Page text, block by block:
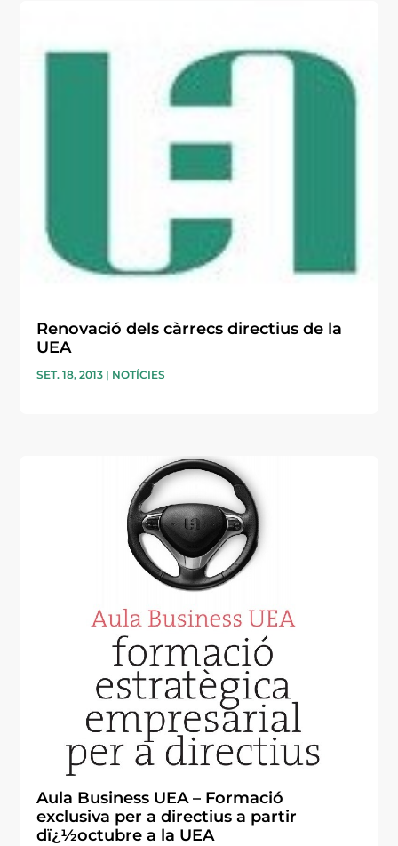
Renovació dels càrrecs directius de la
UEA
SET. 18, 2013 | NOTÍCIES
Aula Business UEA – Formació
exclusiva per a directius a partir
dï¿½octubre a la UEA